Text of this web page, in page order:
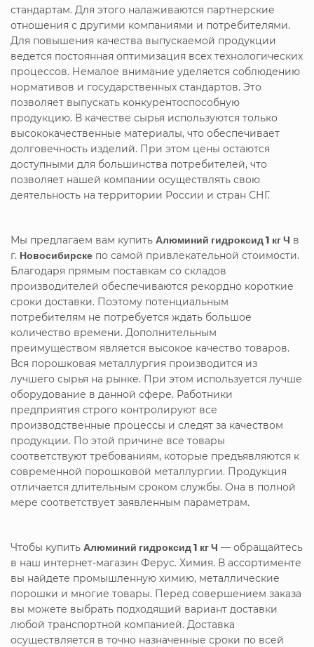
стандартам. Для этого налаживаются партнерские
отношения с другими компаниями и потребителями.
Для повышения качества выпускаемой продукции
ведется постоянная оптимизация всех технологических
процессов. Немалое внимание уделяется соблюдению
нормативов и государственных стандартов. Это
позволяет выпускать конкурентоспособную
продукцию. В качестве сырья используются только
высококачественные материалы, что обеспечивает
долговечность изделий. При этом цены остаются
доступными для большинства потребителей, что
позволяет нашей компании осуществлять свою
деятельность на территории России и стран СНГ.
Мы предлагаем вам купить Алюминий гидроксид 1 кг Ч в
г. Новосибирске по самой привлекательной стоимости.
Благодаря прямым поставкам со складов
производителей обеспечиваются рекордно короткие
сроки доставки. Поэтому потенциальным
потребителям не потребуется ждать большое
количество времени. Дополнительным
преимуществом является высокое качество товаров.
Вся порошковая металлургия производится из
лучшего сырья на рынке. При этом используется лучше
оборудование в данной сфере. Работники
предприятия строго контролируют все
производственные процессы и следят за качеством
продукции. По этой причине все товары
соответствуют требованиям, которые предъявляются к
современной порошковой металлургии. Продукция
отличается длительным сроком службы. Она в полной
мере соответствует заявленным параметрам.
Чтобы купить Алюминий гидроксид 1 кг Ч — обращайтесь
в наш интернет-магазин Ферус. Химия. В ассортименте
вы найдете промышленную химию, металлические
порошки и многие товары. Перед совершением заказа
вы можете выбрать подходящий вариант доставки
любой транспортной компанией. Доставка
осуществляется в точно назначенные сроки по всей